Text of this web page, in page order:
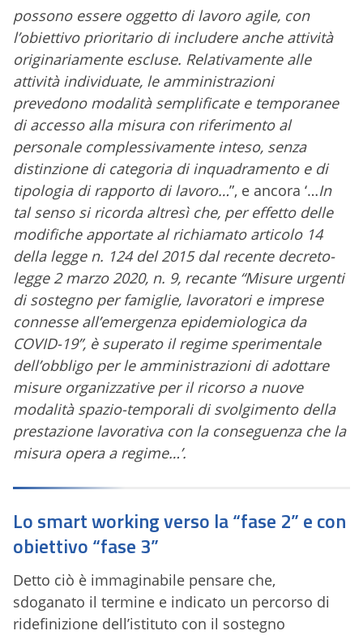
possono essere oggetto di lavoro agile, con
l’obiettivo prioritario di includere anche attività
originariamente escluse. Relativamente alle
attività individuate, le amministrazioni
prevedono modalità semplificate e temporanee
di accesso alla misura con riferimento al
personale complessivamente inteso, senza
distinzione di categoria di inquadramento e di
tipologia di rapporto di lavoro…”, e ancora ‘…In
tal senso si ricorda altresì che, per effetto delle
modifiche apportate al richiamato articolo 14
della legge n. 124 del 2015 dal recente decreto-
legge 2 marzo 2020, n. 9, recante “Misure urgenti
di sostegno per famiglie, lavoratori e imprese
connesse all’emergenza epidemiologica da
COVID-19”, è superato il regime sperimentale
dell’obbligo per le amministrazioni di adottare
misure organizzative per il ricorso a nuove
modalità spazio-temporali di svolgimento della
prestazione lavorativa con la conseguenza che la
misura opera a regime…’.
Lo smart working verso la “fase 2” e con
obiettivo “fase 3”
Detto ciò è immaginabile pensare che,
sdoganato il termine e indicato un percorso di
ridefinizione dell’istituto con il sostegno